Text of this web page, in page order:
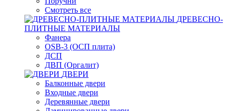
Смотреть все
ДРЕВЕСНО-
ПЛИТНЫЕ МАТЕРИАЛЫ
Фанера
OSB-3 (ОСП плита)
ДСП
ДВП (Оргалит)
ДВЕРИ
Балконные двери
Входные двери
Деревянные двери